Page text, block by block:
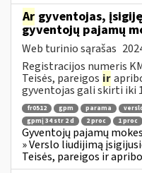
Ar gyventojas,
gyventojų pajamų
Web turinio sąrašas
Registracijos numeris
Teisės, pareigos ir
gyventojas gali skirti iki
fr0512 gpm parama
gpmį 34 str 2 d
2 proc 1 proc
Gyventojų pajamų
» Verslo liudijimą
Teisės, pareigos ir